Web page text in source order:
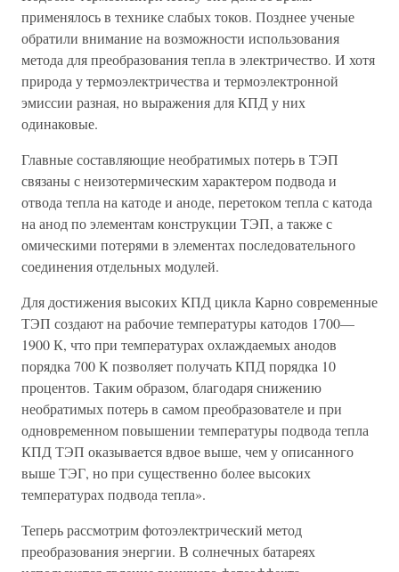
применялось в технике слабых токов. Позднее ученые
обратили внимание на возможности использования
метода для преобразования тепла в электричество. И хотя
природа у термоэлектричества и термоэлектронной
эмиссии разная, но выражения для КПД у них
одинаковые.
Главные составляющие необратимых потерь в ТЭП
связаны с неизотермическим характером подвода и
отвода тепла на катоде и аноде, перетоком тепла с катода
на анод по элементам конструкции ТЭП, а также с
омическими потерями в элементах последовательного
соединения отдельных модулей.
Для достижения высоких КПД цикла Карно современные
ТЭП создают на рабочие температуры катодов 1700—
1900 К, что при температурах охлаждаемых анодов
порядка 700 К позволяет получать КПД порядка 10
процентов. Таким образом, благодаря снижению
необратимых потерь в самом преобразователе и при
одновременном повышении температуры подвода тепла
КПД ТЭП оказывается вдвое выше, чем у описанного
выше ТЭГ, но при существенно более высоких
температурах подвода тепла».
Теперь рассмотрим фотоэлектрический метод
преобразования энергии. В солнечных батареях